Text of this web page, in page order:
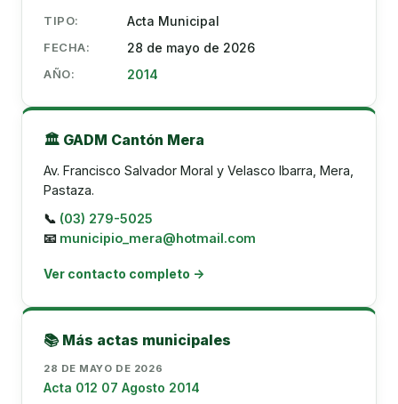
TIPO: Acta Municipal
FECHA: 28 de mayo de 2026
AÑO: 2014
🏛️ GADM Cantón Mera
Av. Francisco Salvador Moral y Velasco Ibarra, Mera,
Pastaza.
📞 (03) 279-5025
📧 municipio_mera@hotmail.com
Ver contacto completo →
📚 Más actas municipales
28 DE MAYO DE 2026
Acta 012 07 Agosto 2014